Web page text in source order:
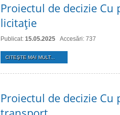
Proiectul de decizie
licitaţie
Publicat: 15.05.2025 Accesări: 737
CITEŞTE MAI MULT...
Proiectul de decizie